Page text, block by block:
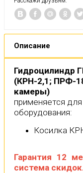
Описание
Гидроцилиндр
(КРН-2,1; ПРФ-
камеры)
применяется
оборудования:
Косилка
Гарантия 12
система